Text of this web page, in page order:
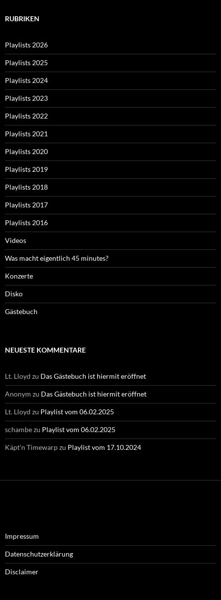
RUBRIKEN
Playlists 2026
Playlists 2025
Playlists 2024
Playlists 2023
Playlists 2022
Playlists 2021
Playlists 2020
Playlists 2019
Playlists 2018
Playlists 2017
Playlists 2016
Videos
Was macht eigentlich 45 minutes?
Konzerte
Disko
Gästebuch
NEUESTE KOMMENTARE
Lt. Lloyd zu Das Gästebuch ist hiermit eröffnet
Anonym zu Das Gästebuch ist hiermit eröffnet
Lt. Lloyd zu Playlist vom 06.02.2025
schambezu Playlist vom 06.02.2025
Käpt'n Timewarpzu Playlist vom 17.10.2024
Impressum
Datenschutzerklärung
Disclaimer